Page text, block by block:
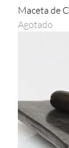
Maceta de
Agotado